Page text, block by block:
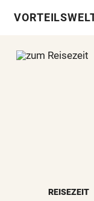
REISEZEIT